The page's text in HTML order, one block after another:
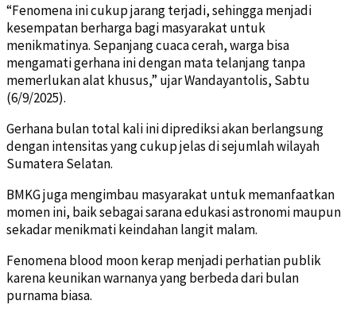
“Fenomena ini cukup jarang terjadi, sehingga menjadi
kesempatan berharga bagi masyarakat untuk
menikmatinya. Sepanjang cuaca cerah, warga bisa
mengamati gerhana ini dengan mata telanjang tanpa
memerlukan alat khusus,” ujar Wandayantolis, Sabtu
(6/9/2025).
Gerhana bulan total kali ini diprediksi akan berlangsung
dengan intensitas yang cukup jelas di sejumlah wilayah
Sumatera Selatan.
BMKG juga mengimbau masyarakat untuk memanfaatkan
momen ini, baik sebagai sarana edukasi astronomi maupun
sekadar menikmati keindahan langit malam.
Fenomena blood moon kerap menjadi perhatian publik
karena keunikan warnanya yang berbeda dari bulan
purnama biasa.